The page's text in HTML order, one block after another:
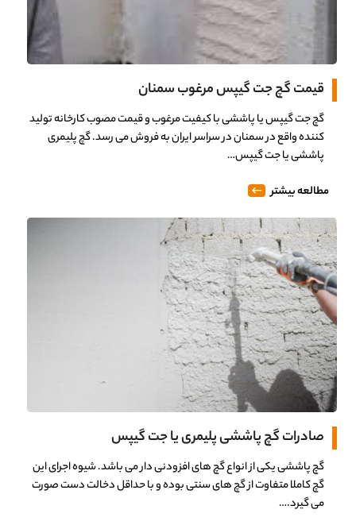
قیمت گچ جت گیپس مرغوب سمنان
گچ جت گیپس یا پاششی با کیفیت مرغوب و قیمت مصوب کارخانه تولید
کننده واقع در سمنان در سراسر ایران به فروش می رسد. گچ پلیمری
پاششی یا جت گیپس…
مطالعه بیشتر
صادرات گچ پاششی پلیمری یا جت گیپس
گچ پاششی یکی از انواع گچ های افزودنی دار می باشد. شیوه اجرای این
گچ کاملا متفاوت از گچ های سنتی بوده و با حداقل دخالت دست صورت
می گیرد.…